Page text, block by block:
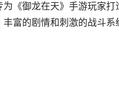
《御龙在天》手游玩家
富的剧情和刺激的战斗